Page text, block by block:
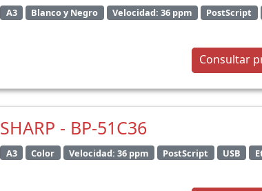
A3 Blanco y Negro Velocidad: 36 ppm PostScript
Consultar
SHARP - BP-51C36
A3 Color Velocidad: 36 ppm PostScript USB